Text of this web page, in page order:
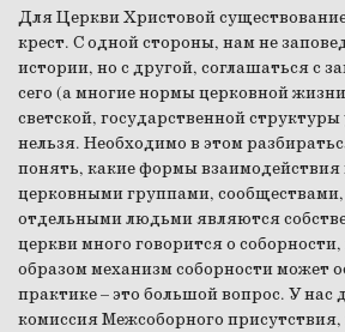
Для Церкви Христовой
крест. С одной стороны, нам не
истории, но с другой, соглашаться с
сего (а многие нормы церковной
светской, государственной
нельзя. Необходимо в этом
понять, какие формы
церковными группами, сообществами,
отдельными людьми являются
церкви много говорится о
образом механизм соборности может
практике – это большой вопрос. У нас
комиссия Межсоборного